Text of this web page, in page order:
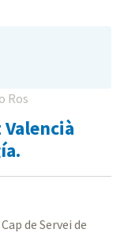
Ros
de Servei de